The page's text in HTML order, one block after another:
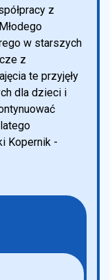
z
w starszych
z
te przyjęły
dla dzieci i
Kopernik -